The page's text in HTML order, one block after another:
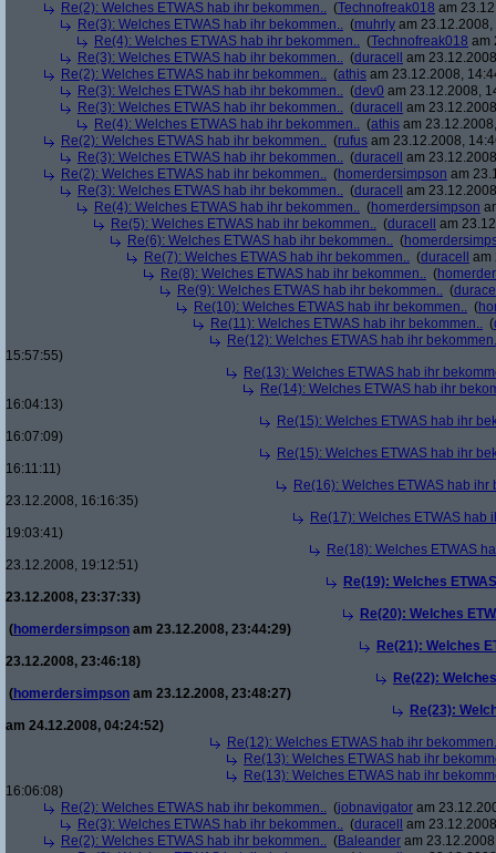
Re(2): Welches ETWAS hab ihr bekommen.. (Technofreak018 am
Re(3): Welches ETWAS hab ihr bekommen.. (muhrly am
Re(4): Welches ETWAS hab ihr bekommen.. (Technofreak018 am
Re(3): Welches ETWAS hab ihr bekommen.. (duracell
am
Re(2): Welches ETWAS hab ihr bekommen.. (athis am 23.12.2008,
Re(3): Welches ETWAS hab ihr bekommen.. (dev0 am 23.12.2008,
Re(3): Welches ETWAS hab ihr bekommen.. (duracell
am
Re(4): Welches ETWAS hab ihr bekommen.. (athis am
Re(2): Welches ETWAS hab ihr bekommen.. (rufus am 23.12.2008,
Re(3): Welches ETWAS hab ihr bekommen.. (duracell
am
Re(2): Welches ETWAS hab ihr bekommen.. (homerdersimpson am
Re(3): Welches ETWAS hab ihr bekommen.. (duracell
am
Re(4): Welches ETWAS hab ihr bekommen.. (homerdersimpson
Re(5): Welches ETWAS hab ihr bekommen.. (duracell
am
Re(6): Welches ETWAS hab ihr bekommen.. (
Re(7): Welches ETWAS hab ihr bekommen.. (duracell
am
Re(8): Welches ETWAS hab ihr bekommen.. (
Re(9): Welches ETWAS hab ihr bekommen.. (
Re(10): Welches ETWAS hab ihr bekommen.. (
Re(11): Welches ETWAS hab ihr bekommen.. (
Re(12): Welches ETWAS hab ihr
15:57:55)
Re(13): Welches ETWAS hab ihr
Re(14): Welches ETWAS hab ihr
16:04:13)
Re(15): Welches ETWAS hab ihr
16:07:09)
Re(15): Welches ETWAS hab ihr
16:11:11)
Re(16): Welches ETWAS hab ihr
23.12.2008, 16:16:35)
Re(17): Welches ETWAS hab
19:03:41)
Re(18): Welches ETWAS
23.12.2008, 19:12:51)
Re(19): Welches
23.12.2008, 23:37:33)
Re(20): Welches
(homerdersimpson am 23.12.2008, 23:44:29)
Re(21): Welches
23.12.2008, 23:46:18)
Re(22):
(homerdersimpson am 23.12.2008, 23:48:27)
Re(23):
am 24.12.2008, 04:24:52)
Re(12): Welches ETWAS hab ihr
Re(13): Welches ETWAS hab ihr
Re(13): Welches ETWAS hab ihr
16:06:08)
Re(2): Welches ETWAS hab ihr bekommen.. (jobnavigator am
Re(3): Welches ETWAS hab ihr bekommen.. (duracell
am
Re(2): Welches ETWAS hab ihr bekommen.. (Baleander am